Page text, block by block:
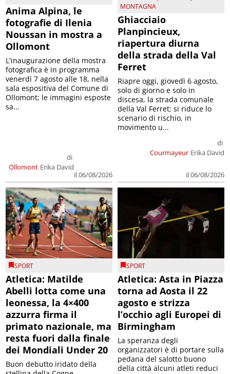
Anima Alpina, le
fotografie di Ilenia
Noussan in mostra a
Ollomont
Ollomont
di
Erika David
il 06/08/2026
L'inaugurazione della mostra
fotografica è in programma
venerdì 7 agosto alle 18, nella
sala espositiva del Comune di
Ollomont; le immagini esposte
sa...
MONTAGNA
Ghiacciaio
Planpincieux,
riapertura diurna
della strada della Val
Ferret
Courmayeur
di
Erika David
il 06/08/2026
Riapre oggi, giovedì 6 agosto,
solo di giorno e solo in
discesa, la strada comunale
della Val Ferret; si riduce lo
scenario di rischio, in
movimento u...
SPORT
Atletica: Matilde
Abelli lotta come una
leonessa, la 4×400
azzurra firma il
primato nazionale, ma
resta fuori dalla finale
dei Mondiali Under 20
Buon debutto iridato della
SPORT
Atletica: Asta in Piazza
torna ad Aosta il 22
agosto e strizza
l’occhio agli Europei di
Birmingham
La speranza degli
organizzatori è di portare sulla
pedana del salotto buono
della città alcuni atleti reduci